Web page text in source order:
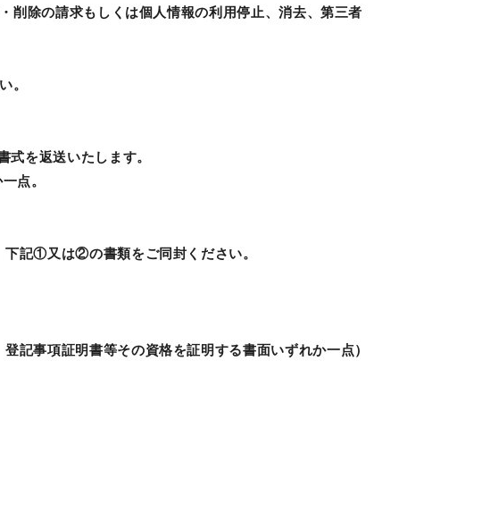
削除の請求もしくは個人情報の利用停止、消去、第三者
。
を返送いたします。
点。
下記①又は②の書類をご同封ください。
記事項証明書等その資格を証明する書面いずれか一点）